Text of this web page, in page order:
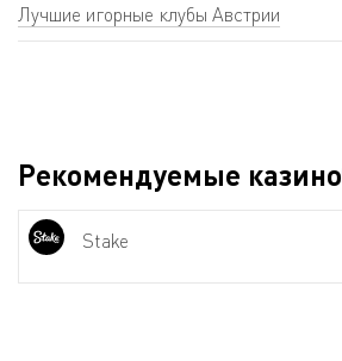
Лучшие игорные клубы Австрии
Рекомендуемые казино
Stake